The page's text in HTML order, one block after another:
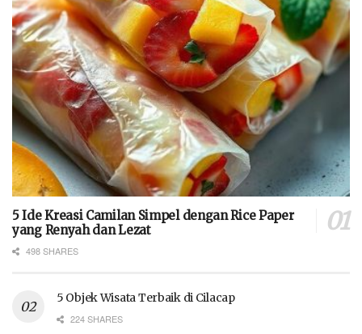
5 Ide Kreasi Camilan Simpel dengan Rice Paper
yang Renyah dan Lezat
498 SHARES
5 Objek Wisata Terbaik di Cilacap
224 SHARES